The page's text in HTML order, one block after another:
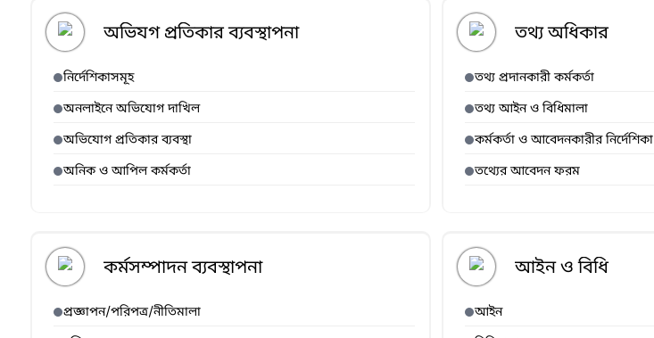
অভিযগ প্রতিকার ব্যবস্থাপনা
নির্দেশিকাসমূহ
অনলাইনে অভিযোগ দাখিল
অভিযোগ প্রতিকার ব্যবস্থা
অনিক ও আপিল কর্মকর্তা
তথ্য অধিকার
তথ্য প্রদানকারী কর্মকর্তা
তথ্য আইন ও বিধিমালা
কর্মকর্তা ও আবেদনকারীর নির্দেশিকা
তথ্যের আবেদন ফরম
কর্মসম্পাদন ব্যবস্থাপনা
প্রজ্ঞাপন/পরিপত্র/নীতিমালা
আইন ও বিধি
আইন